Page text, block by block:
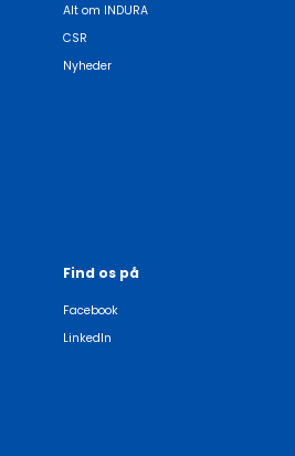
Alt om INDURA
CSR
Nyheder
Find os på
Facebook
LinkedIn